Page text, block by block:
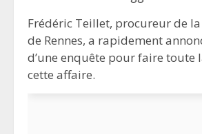
Frédéric Teillet, procureur de
de Rennes, a rapidement
d’une enquête pour faire toute
cette affaire.